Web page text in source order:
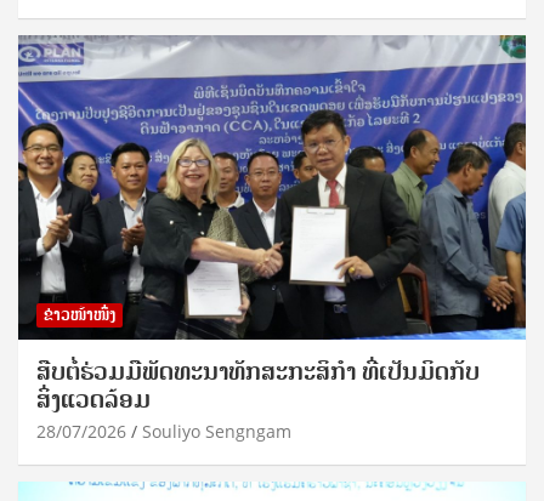
ຂ່າວໜ້າໜຶ່ງ
ສືບຕໍ່ຮ່ວມມືພັດທະນາທັກສະກະສິກຳ ທີ່ເປັນມິດກັບ
ສິ່ງແວດລ້ອມ
28/07/2026 Souliyo Sengngam